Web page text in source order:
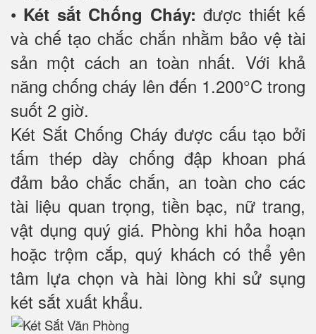
• Két sắt Chống Cháy: được thiết kế
và chế tạo chắc chắn nhằm bảo vệ tài
sản một cách an toàn nhất. Với khả
năng chống cháy lên đến 1.200°C trong
suốt 2 giờ.
Két Sắt Chống Cháy được cấu tạo bởi
tấm thép dày chống đập khoan phá
đảm bảo chắc chắn, an toàn cho các
tài liệu quan trọng, tiền bạc, nữ trang,
vật dụng quý giá. Phòng khi hỏa hoạn
hoặc trộm cắp, quý khách có thể yên
tâm lựa chọn và hài lòng khi sử sụng
két sắt xuất khẩu.